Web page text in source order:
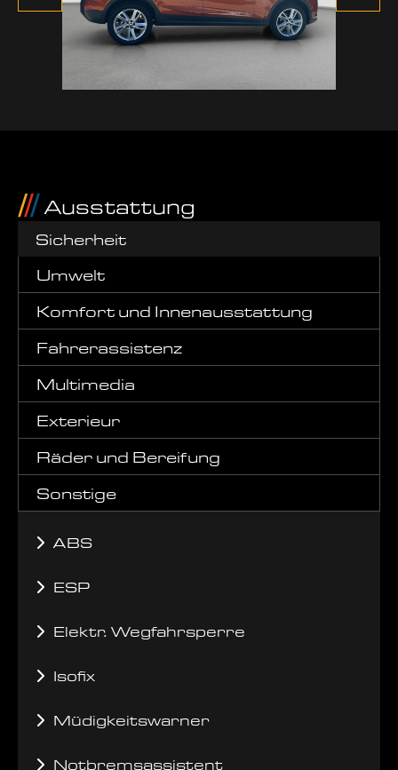
Ausstattung
Sicherheit
Umwelt
Komfort und Innenausstattung
Fahrerassistenz
Multimedia
Exterieur
Räder und Bereifung
Sonstige
ABS
ESP
Elektr. Wegfahrsperre
Isofix
Müdigkeitswarner
Notbremsassistent